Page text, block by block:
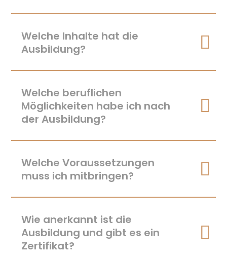
Welche Inhalte hat die
Ausbildung?
Welche beruflichen
Möglichkeiten habe ich nach
der Ausbildung?
Welche Voraussetzungen
muss ich mitbringen?
Wie anerkannt ist die
Ausbildung und gibt es ein
Zertifikat?